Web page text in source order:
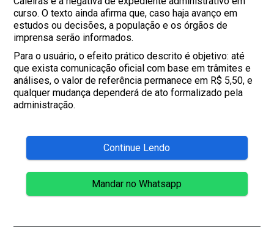
curso. O texto ainda afirma que, caso haja avanço em
estudos ou decisões, a população e os órgãos de
imprensa serão informados.
Para o usuário, o efeito prático descrito é objetivo: até
que exista comunicação oficial com base em trâmites e
análises, o valor de referência permanece em R$ 5,50, e
qualquer mudança dependerá de ato formalizado pela
administração.
Continue Lendo
Mandar no Whatsapp